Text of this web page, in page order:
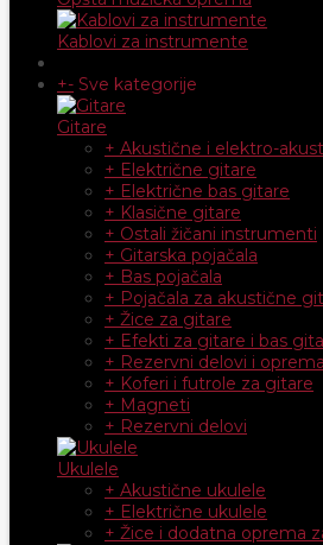
Kablovi za instrumente
+- Sve kategorije
Gitare
+ Akustične i elektro-
+ Električne gitare
+ Električne bas gitare
+ Klasične gitare
+ Ostali žičani instrumenti
+ Gitarska pojačala
+ Bas pojačala
+ Pojačala za akustične
+ Žice za gitare
+ Efekti za gitare i bas
+ Rezervni delovi i
+ Koferi i futrole za gitare
+ Magneti
+ Rezervni delovi
Ukulele
+ Akustične ukulele
+ Električne ukulele
+ Žice i dodatna oprema